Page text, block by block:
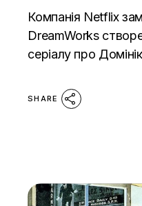
Компанія Netflix
DreamWorks
серіалу про
SHARE